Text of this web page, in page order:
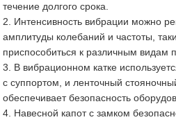
течение долгого срока.
2. Интенсивность вибрации можно
амплитуды колебаний и частоты,
приспособиться к различным видам
3. В вибрационном катке
с суппортом, и ленточный
обеспечивает безопасность
4. Навесной капот с замком